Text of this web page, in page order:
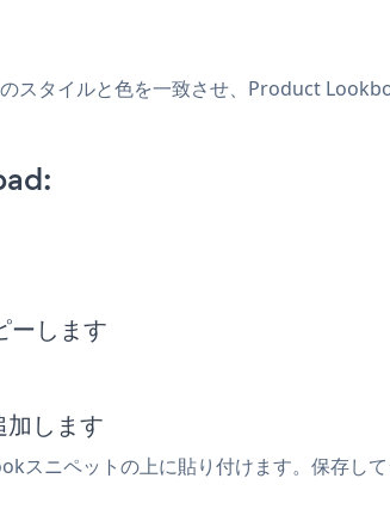
タイルと色を一致させ、Product
します
します
ニペットの上に貼り付けます。保存し